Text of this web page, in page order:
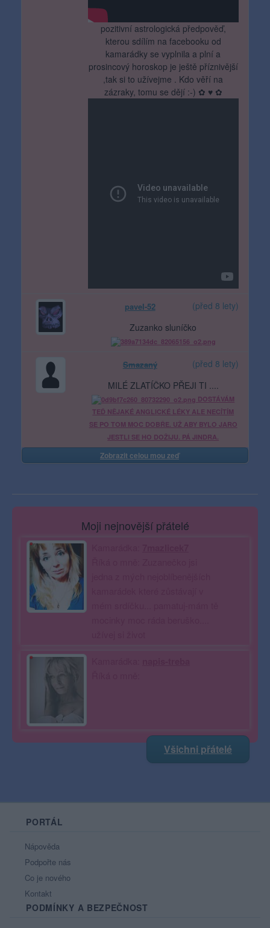
pozitivní astrologická předpověď,
kterou sdílím na facebooku od
kamarádky se vyplnila a plní a
prosincový horoskop je ještě příznivější
,tak si to užívejme . Kdo věří na
zázraky, tomu se dějí :-) ✿ ♥ ✿
pavel-52
(před 8 lety)
Zuzanko sluníčko
Smazaný
(před 8 lety)
MILÉ ZLATÍČKO PŘEJI TI ....
DOSTÁVÁM
TEĎ NĚJAKÉ ANGLICKÉ LÉKY ALE NECÍTÍM
SE PO TOM MOC DOBŘE. UŽ ABY BYLO JARO
JESTLI SE HO DOŽIJU. PÁ JINDRA.
Zobrazit celou mou zeď
Moji nejnovější přátelé
Všichni přátelé
PORTÁL
Nápověda
Podpořte nás
Co je nového
Kontakt
PODMÍNKY A BEZPEČNOST